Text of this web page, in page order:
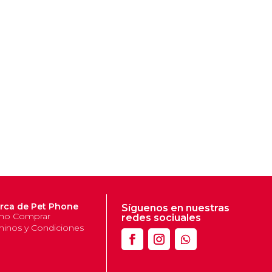
de Pet Phone
Comprar
y Condiciones
Síguenos en nuestras
redes sociuales